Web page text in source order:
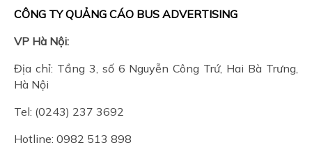
CÔNG TY QUẢNG CÁO BUS ADVERTISING
VP Hà Nội:
Địa chỉ: Tầng 3, số 6 Nguyễn Công Trứ, Hai Bà Trưng,
Hà Nội
Tel: (0243) 237 3692
Hotline: 0982 513 898